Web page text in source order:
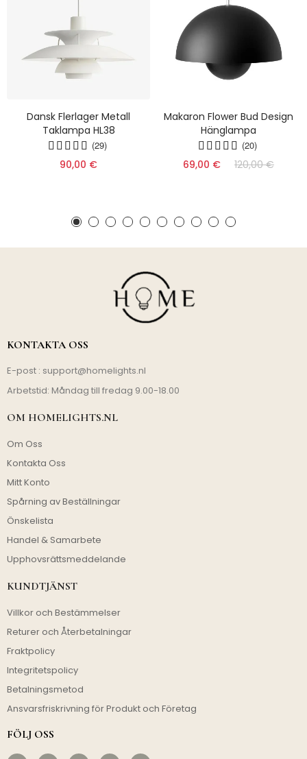
Dansk Flerlager Metall
Taklampa HL38
(29)
90,00 €
Makaron Flower Bud Design
Hänglampa
(20)
69,00 € 120,00 €
KONTAKTA OSS
E-post : support@homelights.nl
Arbetstid: Måndag till fredag 9.00-18.00
OM HOMELIGHTS.NL
Om Oss
Kontakta Oss
Mitt Konto
Spårning av Beställningar
Önskelista
Handel & Samarbete
Upphovsrättsmeddelande
KUNDTJÄNST
Villkor och Bestämmelser
Returer och Återbetalningar
Fraktpolicy
Integritetspolicy
Betalningsmetod
Ansvarsfriskrivning för Produkt och Företag
FÖLJ OSS